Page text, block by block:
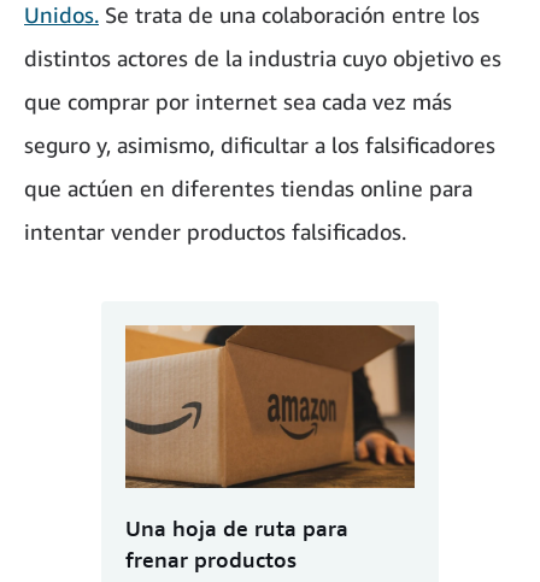
Unidos. Se trata de una colaboración entre los
distintos actores de la industria cuyo objetivo es
que comprar por internet sea cada vez más
seguro y, asimismo, dificultar a los falsificadores
que actúen en diferentes tiendas online para
intentar vender productos falsificados.
Una hoja de ruta para
frenar productos